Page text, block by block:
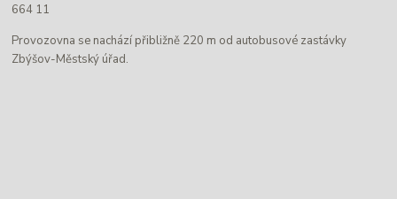
664 11
Provozovna se nachází přibližně 220 m od autobusové zastávky
Zbýšov-Městský úřad.